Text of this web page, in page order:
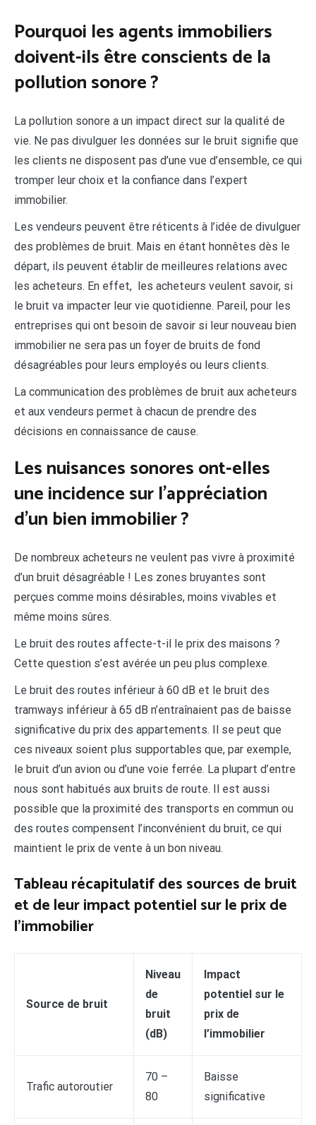
Pourquoi les agents immobiliers
doivent-ils être conscients de la
pollution sonore ?
La pollution sonore a un impact direct sur la qualité de
vie. Ne pas divulguer les données sur le bruit signifie que
les clients ne disposent pas d’une vue d’ensemble, ce qui
tromper leur choix et la confiance dans l’expert
immobilier.
Les vendeurs peuvent être réticents à l’idée de divulguer
des problèmes de bruit. Mais en étant honnêtes dès le
départ, ils peuvent établir de meilleures relations avec
les acheteurs. En effet, les acheteurs veulent savoir, si
le bruit va impacter leur vie quotidienne. Pareil, pour les
entreprises qui ont besoin de savoir si leur nouveau bien
immobilier ne sera pas un foyer de bruits de fond
désagréables pour leurs employés ou leurs clients.
La communication des problèmes de bruit aux acheteurs
et aux vendeurs permet à chacun de prendre des
décisions en connaissance de cause.
Les nuisances sonores ont-elles
une incidence sur l’appréciation
d’un bien immobilier ?
De nombreux acheteurs ne veulent pas vivre à proximité
d’un bruit désagréable ! Les zones bruyantes sont
perçues comme moins désirables, moins vivables et
même moins sûres.
Le bruit des routes affecte-t-il le prix des maisons ?
Cette question s’est avérée un peu plus complexe.
Le bruit des routes inférieur à 60 dB et le bruit des
tramways inférieur à 65 dB n’entraînaient pas de baisse
significative du prix des appartements. Il se peut que
ces niveaux soient plus supportables que, par exemple,
le bruit d’un avion ou d’une voie ferrée. La plupart d’entre
nous sont habitués aux bruits de route. Il est aussi
possible que la proximité des transports en commun ou
des routes compensent l’inconvénient du bruit, ce qui
maintient le prix de vente à un bon niveau.
Tableau récapitulatif des sources de bruit
et de leur impact potentiel sur le prix de
l’immobilier
Source de bruit
Niveau
de
bruit
(dB)
Impact
potentiel sur le
prix de
l’immobilier
Trafic autoroutier
70 –
80
Baisse
significative